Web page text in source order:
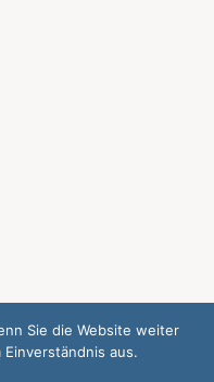
Ansprechpartner
Sie die Website weiter
aus.